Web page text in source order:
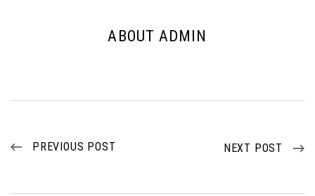
ABOUT ADMIN
PREVIOUS POST NEXT POST